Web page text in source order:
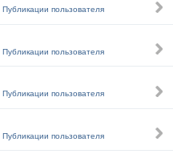
Публикации пользователя
Публикации пользователя
Публикации пользователя
Публикации пользователя